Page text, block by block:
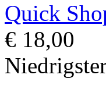
Quick
€ 18,00